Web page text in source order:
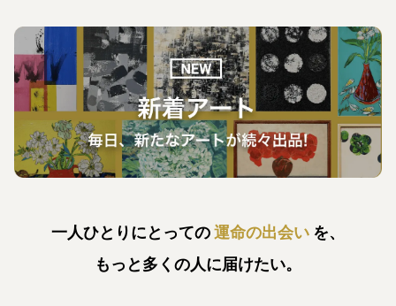
一人ひとりにとっての運命の出会い を、
もっと多くの人に届けたい。